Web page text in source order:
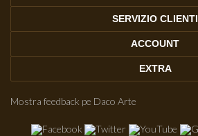
SERVIZIO CLIENTI
ACCOUNT
EXTRA
Mostra feedback pe Daco Arte